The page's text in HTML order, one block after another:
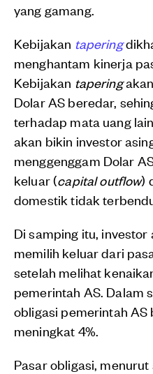
yang gamang.
Kebijakan tapering
menghantam kinerja
Kebijakan tapering
Dolar AS beredar,
terhadap mata uang
akan bikin investor
menggenggam Dolar
keluar (capital outflow)
domestik tidak
Di samping itu,
memilih keluar dari
setelah melihat
pemerintah AS. Dalam
obligasi pemerintah AS
meningkat 4%.
Pasar obligasi,